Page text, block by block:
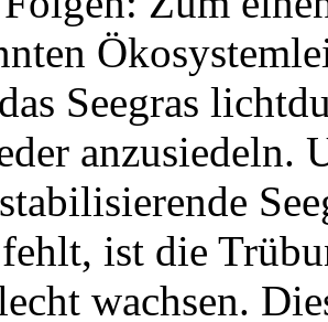
Seegras
anzusiedeln.
ist die
wachsen.